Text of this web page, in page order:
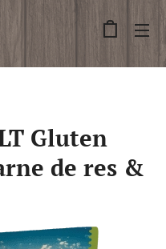
Gluten
de res &